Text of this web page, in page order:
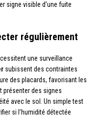
signe visible d’une fuite
régulièrement
une surveillance
subissent des contraintes
des placards, favorisant les
présenter des signes
avec le sol. Un simple test
si l’humidité détectée